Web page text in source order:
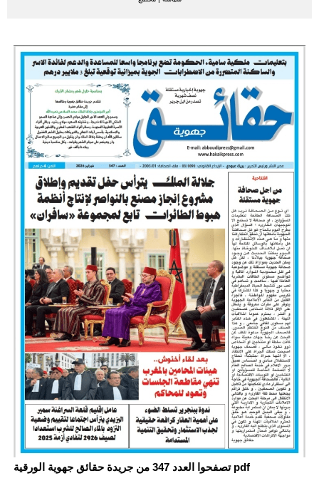
تصفحوا العدد 347 من جريدة حقائق جهوية الورقية pdf